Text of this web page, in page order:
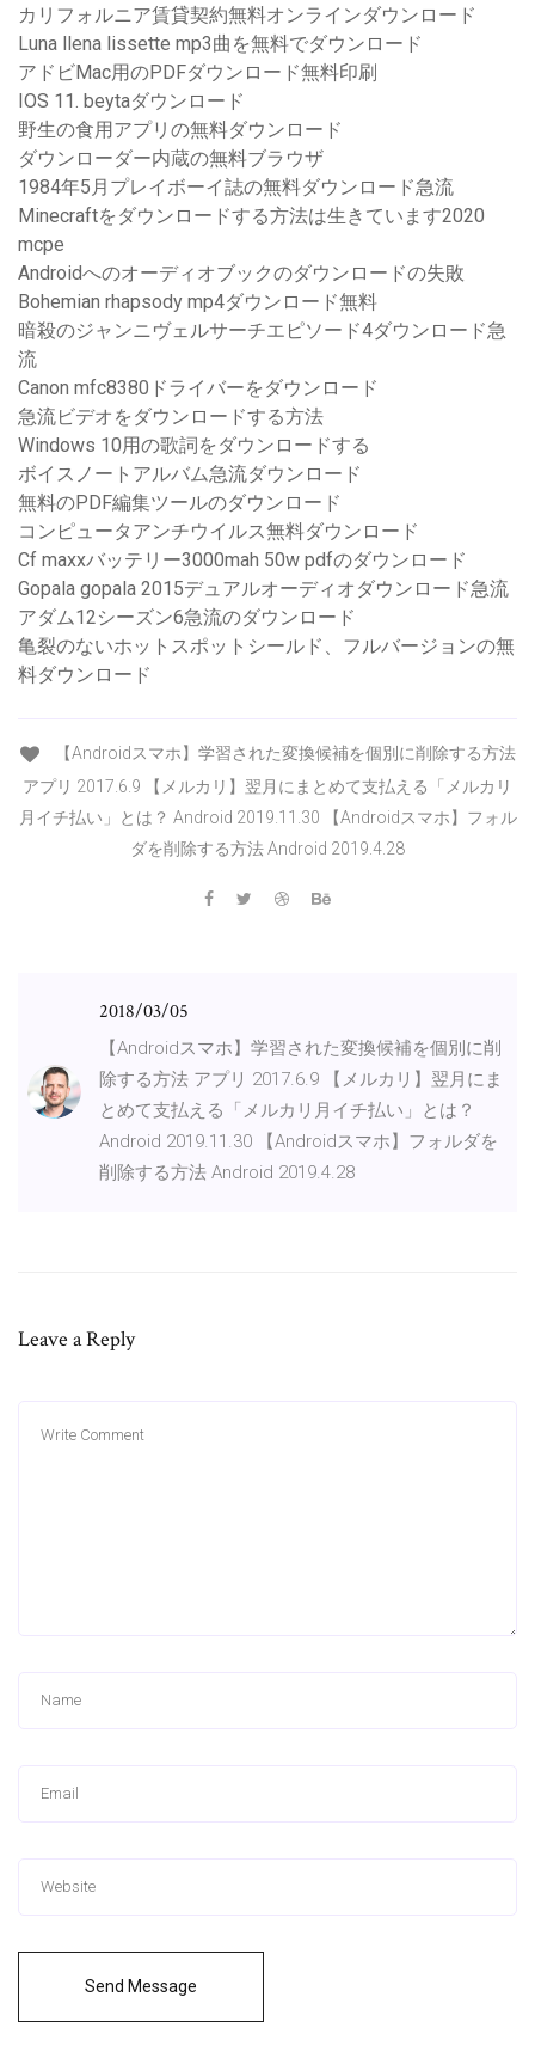
カリフォルニア賃貸契約無料オンラインダウンロード
Luna llena lissette mp3曲を無料でダウンロード
アドビMac用のPDFダウンロード無料印刷
IOS 11. beytaダウンロード
野生の食用アプリの無料ダウンロード
ダウンローダー内蔵の無料ブラウザ
1984年5月プレイボーイ誌の無料ダウンロード急流
Minecraftをダウンロードする方法は生きています2020
mcpe
Androidへのオーディオブックのダウンロードの失敗
Bohemian rhapsody mp4ダウンロード無料
暗殺のジャンニヴェルサーチエピソード4ダウンロード急
流
Canon mfc8380ドライバーをダウンロード
急流ビデオをダウンロードする方法
Windows 10用の歌詞をダウンロードする
ボイスノートアルバム急流ダウンロード
無料のPDF編集ツールのダウンロード
コンピュータアンチウイルス無料ダウンロード
Cf maxxバッテリー3000mah 50w pdfのダウンロード
Gopala gopala 2015デュアルオーディオダウンロード急流
アダム12シーズン6急流のダウンロード
亀裂のないホットスポットシールド、フルバージョンの無
料ダウンロード
【Androidスマホ】学習された変換候補を個別に削除する方法
アプリ 2017.6.9 【メルカリ】翌月にまとめて支払える「メルカリ
月イチ払い」とは？ Android 2019.11.30 【Androidスマホ】フォル
ダを削除する方法 Android 2019.4.28
2018/03/05
【Androidスマホ】学習された変換候補を個別に削
除する方法 アプリ 2017.6.9 【メルカリ】翌月にま
とめて支払える「メルカリ月イチ払い」とは？
Android 2019.11.30 【Androidスマホ】フォルダを
削除する方法 Android 2019.4.28
Leave a Reply
Send Message